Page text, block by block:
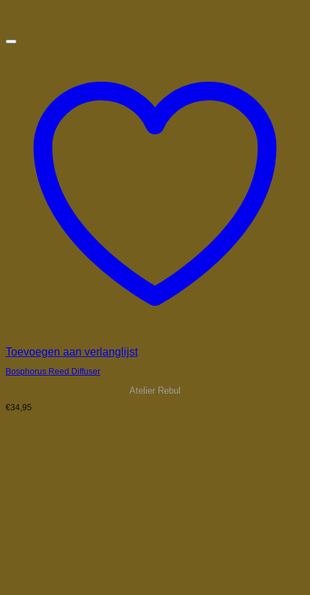
Toevoegen aan verlanglijst
Bosphorus Reed Diffuser
Atelier Rebul
€34,95